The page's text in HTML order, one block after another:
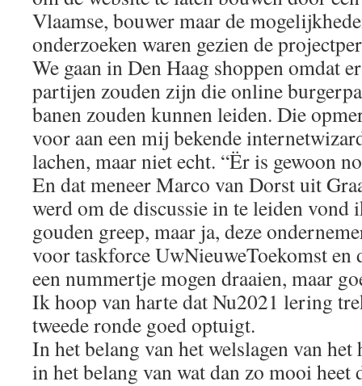
Vlaamse, bouwer maar de
onderzoeken waren gezien de
We gaan in Den Haag shoppen omdat
partijen zouden zijn die online
banen zouden kunnen leiden. Die
voor aan een mij bekende
lachen, maar niet echt. “Ër is gewoon
En dat meneer Marco van Dorst uit
werd om de discussie in te leiden vond
gouden greep, maar ja, deze
voor taskforce UwNieuweToekomst en
een nummertje mogen draaien, maar
Ik hoop van harte dat Nu2021 lering
tweede ronde goed optuigt.
In het belang van het welslagen van het
in het belang van wat dan zo mooi